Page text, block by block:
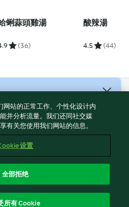
蜊蒜頭雞湯
(36)
酸辣湯
4.5 (44)
网站的正常工作、个性化设计内
并分析流量。我们还同社交媒
有关您使用我们网站的信息。
设置
全部拒绝
所有 Cookie